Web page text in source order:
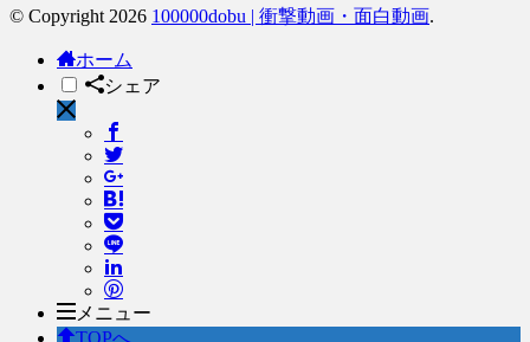
© Copyright 2026 100000dobu | 衝撃動画・面白動画.
ホーム
シェア
メニュー